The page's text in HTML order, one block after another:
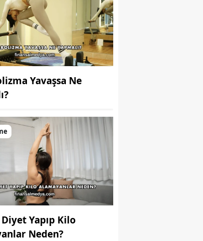
Yavaşsa Ne
Yapıp Kilo
Neden?